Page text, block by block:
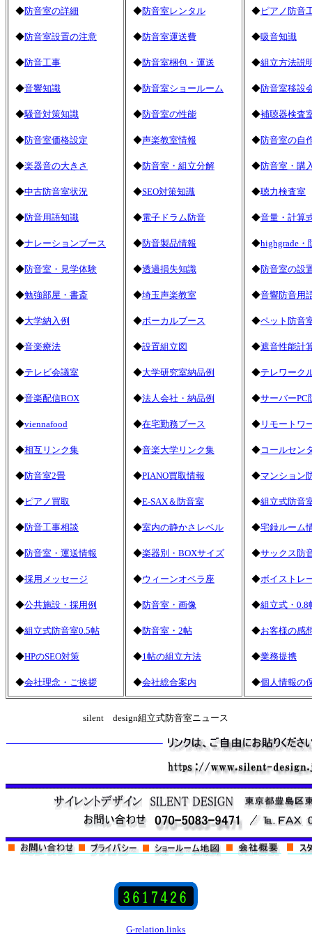
◆防音室の詳細
◆防音室設置の注意
◆防音工事
◆音響知識
◆騒音対策知識
◆防音室価格設定
◆楽器音の大きさ
◆中古防音室状況
◆防音用語知識
◆ナレーションブース
◆防音室・見学体験
◆勉強部屋・書斎
◆大学納入例
◆音楽療法
◆テレビ会議室
◆音楽配信BOX
◆viennafood
◆相互リンク集
◆防音室2畳
◆ピアノ買取
◆防音工事相談
◆防音室・運送情報
◆採用メッセージ
◆公共施設・採用例
◆組立式防音室0.5帖
◆HPのSEO対策
◆会社理念・ご挨拶
◆防音室レンタル
◆防音室運送費
◆防音室梱包・運送
◆防音室ショールーム
◆防音室の性能
◆声楽教室情報
◆防音室・組立分解
◆SEO対策知識
◆電子ドラム防音
◆防音製品情報
◆透過損失知識
◆埼玉声楽教室
◆ボーカルブース
◆設置組立図
◆大学研究室納品例
◆法人会社・納品例
◆在宅勤務ブース
◆音楽大学リンク集
◆PIANO買取情報
◆E-SAX＆防音室
◆室内の静かさレベル
◆楽器別・BOXサイズ
◆ウィーンオペラ座
◆防音室・画像
◆防音室・2帖
◆1帖の組立方法
◆会社総合案内
◆ピアノ防音
◆吸音知識
◆組立方法説
◆防音室移設
◆補聴器検査
◆防音室の自
◆防音室・購
◆聴力検査室
◆音量・計算
◆highgrade・
◆防音室の設
◆音響防音用
◆ペット防音
◆遮音性能計
◆テレワーク
◆サーバーPC
◆ リモートワ
◆コールセン
◆マンション
◆組立式防音
◆宅録ルーム
◆サックス防
◆ボイストレ
◆組立式・0.8
◆お客様の感
◆業務提携
◆個人情報の
silent design組立式防音室ニュース
G-relation.links